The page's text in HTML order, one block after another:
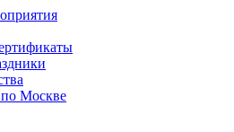
Москве